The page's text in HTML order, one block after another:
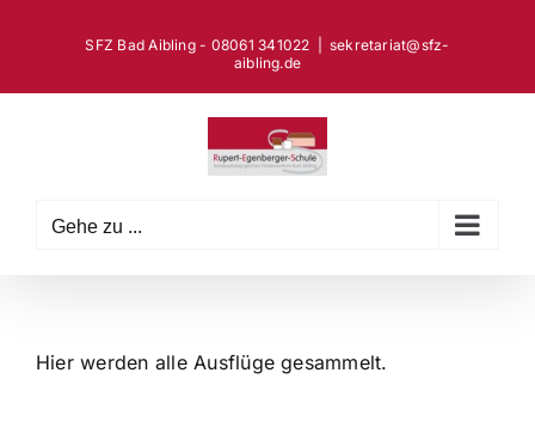
SFZ Bad Aibling - 08061 341022
sekretariat@sfz-
aibling.de
Gehe zu ...
Hier werden alle Ausflüge gesammelt.